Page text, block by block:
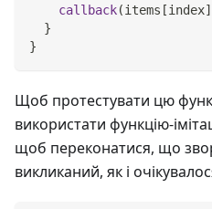
callback(items [index]
}
}
Щоб протестувати цю
використати функцію-
щоб переконатися, що
викликаний, як і